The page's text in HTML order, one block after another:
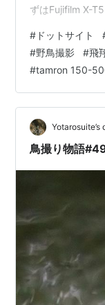
ずはFujifilm X-
追いやすくはあ
から最後まで追
うせ付けても変
ットサイトを使
# ドットサイト
#野鳥撮影 #飛
#tamron 150-
Yotarosuite’s
鳥撮り物語